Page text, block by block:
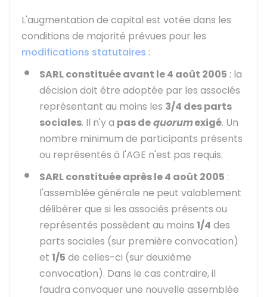
L'augmentation de capital est votée dans les
conditions de majorité prévues pour les
modifications statutaires :
SARL constituée avant le 4 août 2005 : la
décision doit être adoptée par les associés
représentant au moins les 3/4 des parts
sociales. Il n'y a pas dequorumexigé. Un
nombre minimum de participants présents
ou représentés à l'AGE n'est pas requis.
SARL constituée après le 4 août 2005 :
l'assemblée générale ne peut valablement
délibérer que si les associés présents ou
représentés possèdent au moins 1/4 des
parts sociales (sur première convocation)
et 1/5 de celles-ci (sur deuxième
convocation). Dans le cas contraire, il
faudra convoquer une nouvelle assemblée